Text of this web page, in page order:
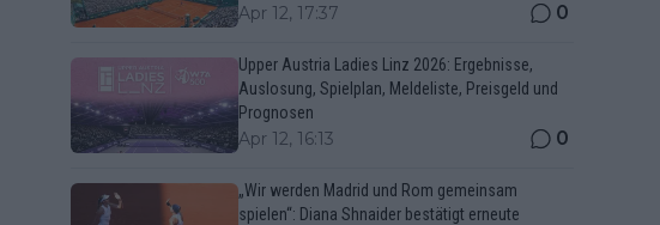
Apr 12, 17:37 0
Upper Austria Ladies Linz 2026: Ergebnisse,
Auslosung, Spielplan, Meldeliste, Preisgeld und
Prognosen
Apr 12, 16:13 0
„Wir werden Madrid und Rom gemeinsam
spielen“: Diana Shnaider bestätigt erneute